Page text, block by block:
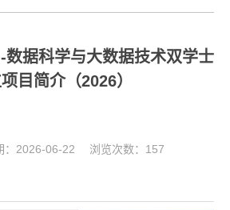
数据科学与大数据技术双学士
目简介（2026）
2026-06-22 浏览次数： 157